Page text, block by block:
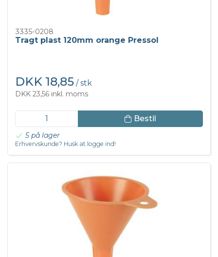
3335-0208
Tragt plast 120mm orange Pressol
DKK 18,85 / stk
DKK 23,56 inkl. moms
Bestil
5 på lager
Erhvervskunde? Husk at logge ind!